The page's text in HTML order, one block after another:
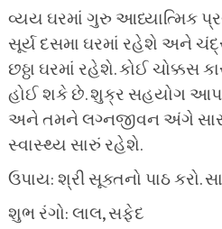
વ્યય ઘરમાં ગુરુ આધ્યાત્મિક
સૂર્ય દસમા ઘરમાં રહેશે અને
છઠ્ઠા ઘરમાં રહેશે. કોઈ ચોક્કસ
હોઈ શકે છે. શુક્ર સહયોગ
અને તમને લગ્નજીવન અંગે
સ્વાસ્થ્ય સારું રહેશે.
ઉપાય: શ્રી સૂક્તનો પાઠ કરો.
શુભ રંગો: લાલ, સફેદ